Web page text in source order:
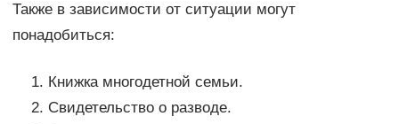
Также в зависимости от ситуации могут
понадобиться:
Книжка многодетной семьи.
Свидетельство о разводе.